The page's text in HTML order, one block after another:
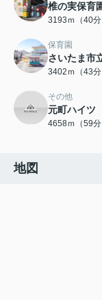
椎の実保育
3193ｍ（40分
保育園
さいたま市
3402ｍ（43分
その他
元町ハイツ
4658ｍ（59分
地図